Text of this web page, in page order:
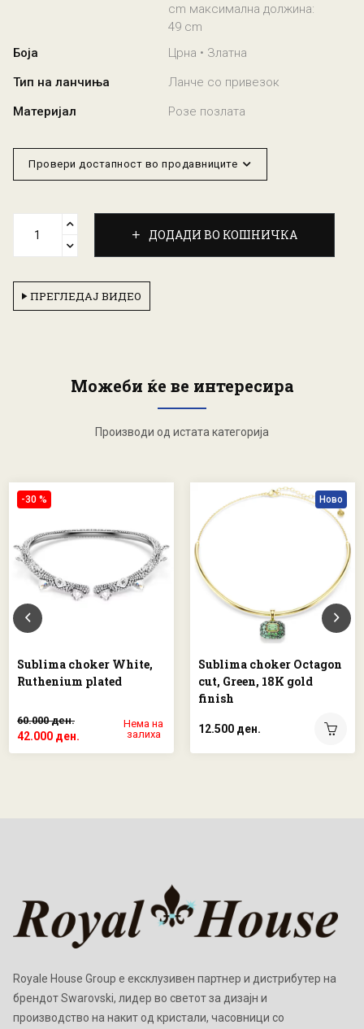
cm максимална должина:
49 cm
Боја
Црна • Златна
Тип на ланчиња
Ланче со привезок
Материјал
Розе позлата
Провери достапност во продавниците
ДОДАДИ ВО КОШНИЧКА
ПРЕГЛЕДАЈ ВИДЕО
Можеби ќе ве интересира
Производи од истата категорија
-30 %
Sublima choker White,
Ruthenium plated
60.000 ден.
42.000 ден.
Нема на
залиха
Ново
Sublima choker Octagon
cut, Green, 18K gold
finish
12.500 ден.
Royale House Group е ексклузивен партнер и дистрибутер на
брендот Swarovski, лидер во светот за дизајн и
производство на накит од кристали, часовници со